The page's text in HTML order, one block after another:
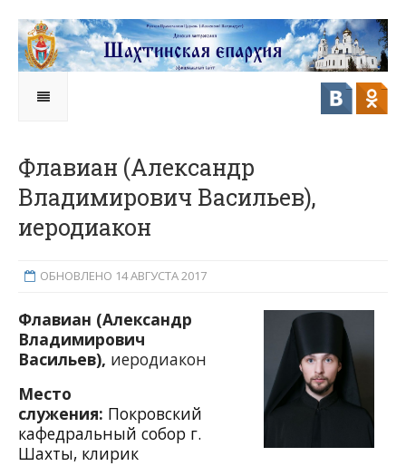
Флавиан (Александр
Владимирович Васильев),
иеродиакон
ОБНОВЛЕНО 14 АВГУСТА 2017
Флавиан (Александр
Владимирович
Васильев), иеродиакон
Место
служения: Покровский
кафедральный собор г.
Шахты, клирик